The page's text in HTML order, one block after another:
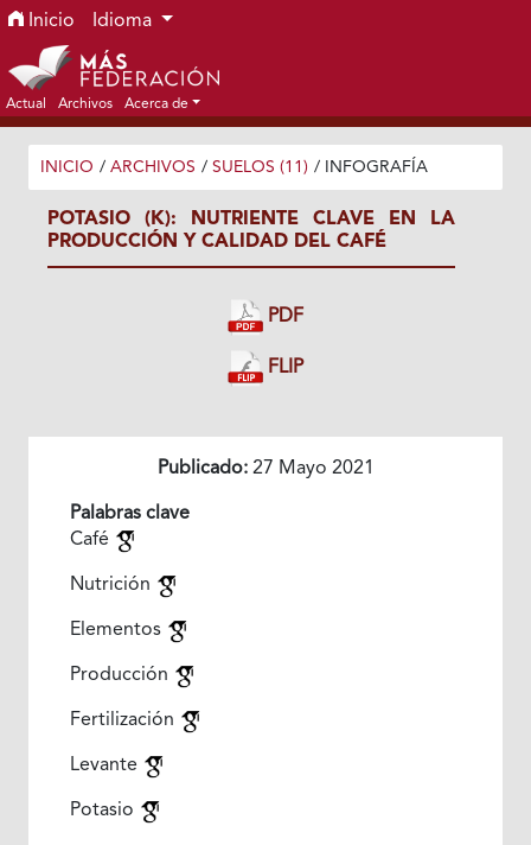
Ir al menú de navegación principal
Ir al contenido principal
Ir al pie de página del sitio
Inicio Idioma
Actual Archivos Acerca de
INICIO / ARCHIVOS / SUELOS (11) / INFOGRAFÍA
POTASIO (K): NUTRIENTE CLAVE EN LA
PRODUCCIÓN Y CALIDAD DEL CAFÉ
PDF
FLIP
Publicado:27 Mayo 2021
Palabras clave
Café
Nutrición
Elementos
Producción
Fertilización
Levante
Potasio